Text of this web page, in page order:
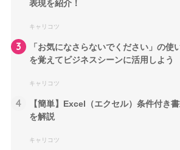
表現を紹介！
キャリコツ
3
「お気になさらないでください」の使
を覚えてビジネスシーンに活用しよう
キャリコツ
4
【簡単】Excel（エクセル）条件付き
を解説
キャリコツ